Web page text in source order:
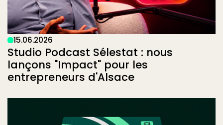
15.06.2026
Studio Podcast Sélestat : nous
lançons "Impact" pour les
entrepreneurs d'Alsace